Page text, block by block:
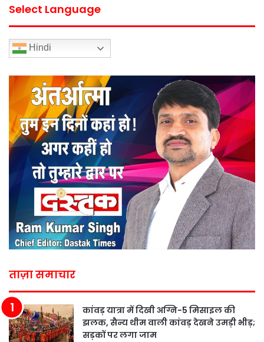
Select Language
Hindi
ताज़ा समाचार
कांवड़ यात्रा में दिखी अग्नि-5 मिसाइल की
झलक, सैन्य थीम वाली कांवड़ देखने उमड़ी भीड़;
सड़कों पर लगा जाम